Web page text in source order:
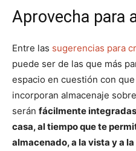
Aprovecha para
Entre las sugerencias para
puede ser de las que más
espacio en cuestión con
incorporan almacenaje
serán fácilmente
casa, al tiempo que te
almacenado, a la vista y a